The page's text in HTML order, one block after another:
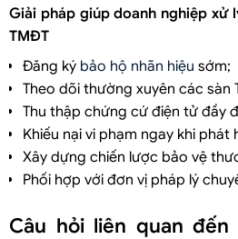
Giải pháp giúp doanh nghiệp xử
TMĐT
Đăng ký bảo hộ nhãn hiệu sớm;
Theo dõi thường xuyên các sàn
Thu thập chứng cứ điện tử đầy
Khiếu nại vi phạm ngay khi phát
Xây dựng chiến lược bảo vệ
Phối hợp với đơn vị pháp lý
Câu hỏi liên quan